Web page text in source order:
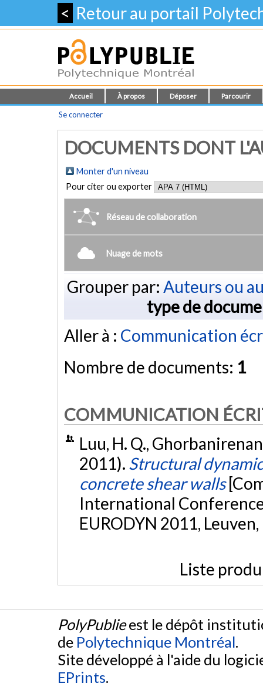
< Retour au portail
Accueil À propos Déposer Parcourir
Se connecter
DOCUMENTS DONT
Monter d'un niveau
Pour citer ou exporter
Réseau de collaboration
Nuage de mots
Grouper par: Auteurs ou
type de
Aller à : Communication
Nombre de documents: 1
COMMUNICATION
Luu, H. Q.,
2011). Structural
concrete shear walls
International
EURODYN 2011,
Liste
PolyPublieest le dépôt
de Polytechnique Montréal.
Site développé à l'aide du
EPrints.